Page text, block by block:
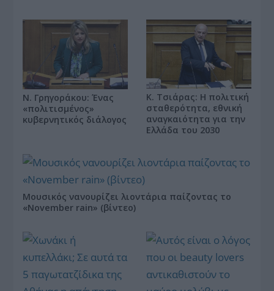
Ν. Γρηγοράκου: Ένας
«πολιτισμένος»
κυβερνητικός διάλογος
Κ. Τσιάρας: Η πολιτική
σταθερότητα, εθνική
αναγκαιότητα για την
Ελλάδα του 2030
Μουσικός νανουρίζει λιοντάρια παίζοντας το
«November rain» (βίντεο)